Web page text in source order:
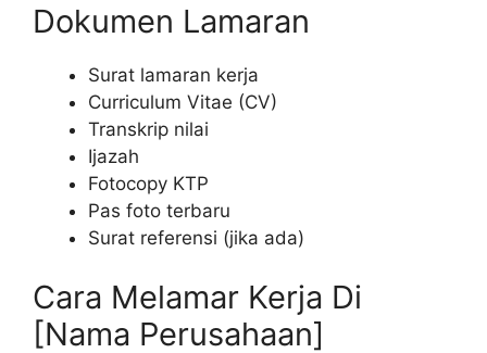
Dokumen Lamaran
Surat lamaran kerja
Curriculum Vitae (CV)
Transkrip nilai
Ijazah
Fotocopy KTP
Pas foto terbaru
Surat referensi (jika ada)
Cara Melamar Kerja Di
[Nama Perusahaan]